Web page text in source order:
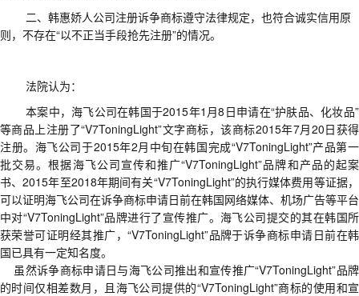
二、 韩惠娇人公司注册诉争商标遵守法律规定，也符合诚实信用原
则，不存在“以不正当手段抢先注册”的情况。
法院认为：
本案中，海飞公司在韩国于2015年1 月8 日申请在“护肤品、化妆品”
等商品上注册了“V7ToningLight”文字商标，该商标2015年7月20日获得
注册。海飞公司于2015年2月中旬在韩国完成“V7ToningLight”产品第一
批交易。根据海飞公司宣传和推广“V7ToningLight”品牌和产品的起案
书、2015年至2018年期间有关“V7ToningLight”的执行媒体费用等证据，
可以证明海飞公司在诉争商标申请日前在韩国网络媒体、机场广告等平台
中对“V7ToningLight”品牌进行了宣传推广。海飞公司提交的其在韩国所
获荣誉可证明经其推广，“V7ToningLight”品牌于诉争商标申请日前在韩
国已具有一定知名度。
虽然诉争商标申请日与海飞公司推出和宣传推广“V7ToningLight”品牌
的时间仅相差数月，且海飞公司提供的“V7ToningLight”商标的使用和宣